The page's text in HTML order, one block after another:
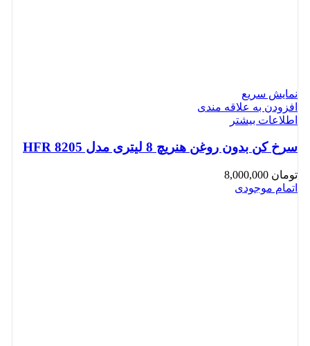
نمایش سریع
افزودن به علاقه مندی
اطلاعات بیشتر
سرخ کن بدون روغن هنریچ 8 لیتری مدل HFR 8205
تومان
اتمام موجودی